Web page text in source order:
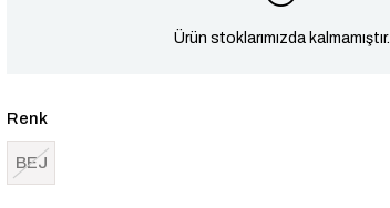
Ürün stoklarımızda kalmamıştır.
Renk
BEJ